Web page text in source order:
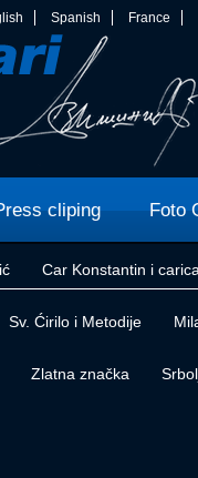
Spanish France
cliping Foto
Car Konstantin i
Sv. Ćirilo i Metodije
Zlatna značka